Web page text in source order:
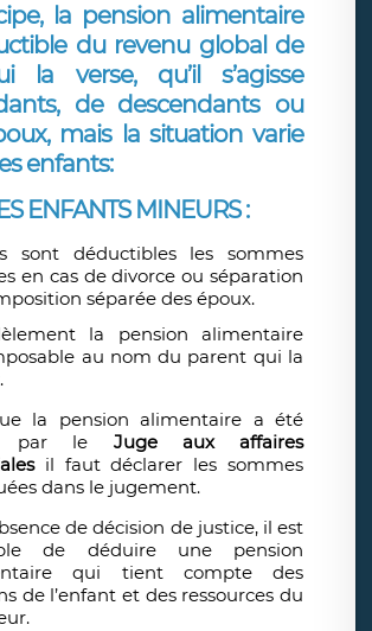
la pension alimentaire
du revenu global de
la verse, qu’il s’agisse
de descendants ou
mais la situation varie
enfants:
ENFANTS MINEURS:
sont déductibles les sommes
en cas de divorce ou séparation
séparée des époux.
la pension alimentaire
au nom du parent qui la
la pension alimentaire a été
par le Juge aux affaires
il faut déclarer les sommes
dans le jugement.
de décision de justice, il est
de déduire une pension
qui tient compte des
de l’enfant et des ressources du